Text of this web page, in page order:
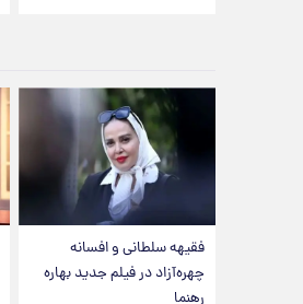
فقیهه سلطانی و افسانه
چهره‌آزاد در فیلم جدید بهاره